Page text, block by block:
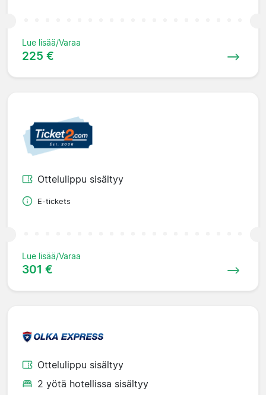
Lue lisää/Varaa
225 €
Ottelulippu sisältyy
E-tickets
Lue lisää/Varaa
301 €
Ottelulippu sisältyy
2 yötä hotellissa sisältyy